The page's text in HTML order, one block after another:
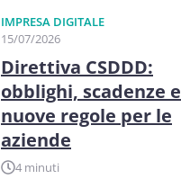
IMPRESA DIGITALE
15/07/2026
Direttiva CSDDD:
obblighi, scadenze e
nuove regole per le
aziende
4 minuti